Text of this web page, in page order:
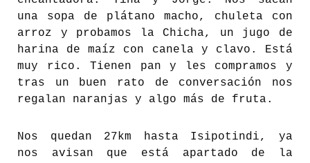
una sopa de plátano macho, chuleta con
arroz y probamos la Chicha, un jugo de
harina de maíz con canela y clavo. Está
muy rico. Tienen pan y les compramos y
tras un buen rato de conversación nos
regalan naranjas y algo más de fruta.
Nos quedan 27km hasta Isipotindi, ya
nos avisan que está apartado de la